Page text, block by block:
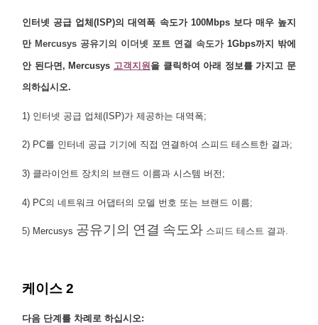
인터넷 공급 업체(ISP)의 대역폭 속도가 100Mbps 보다 매우 높지
만 Mercusys 공유기의 이더넷 포트 연결 속도가 1Gbps까지 밖에
안 된다면, Mercusys 고객지원 을 클릭하여 아래 정보를 가지고 문
의하십시오.
1) 인터넷 공급 업체(ISP)가 제공하는 대역폭;
2) PC를 인터네 공급 기기에 직접 연결하여 스피드 테스트한 결과;
3) 클라이언트 장치의 브랜드 이름과 시스템 버전;
4) PC의 네트워크 어댑터의 모델 번호 또는 브랜드 이름;
5) Mercusys 공유기의 연결 속도와 스피드 테스트 결과.
케이스 2
다음 단계를 차례로 하십시오: